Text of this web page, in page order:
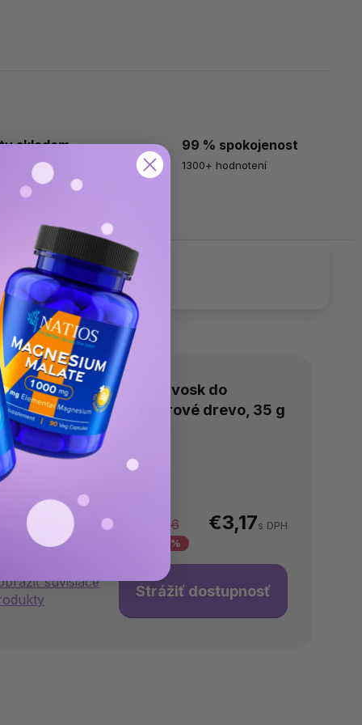
skladom 99 % spokojenost
1300+ hodnotení
Prírodný vonný vosk do
sójový, Agarové drevo, 35 g
Neohodnotené
nedostupné
€3,76
–15 %
€3,17s DPH
súvisiace
Strážiť dostupnosť